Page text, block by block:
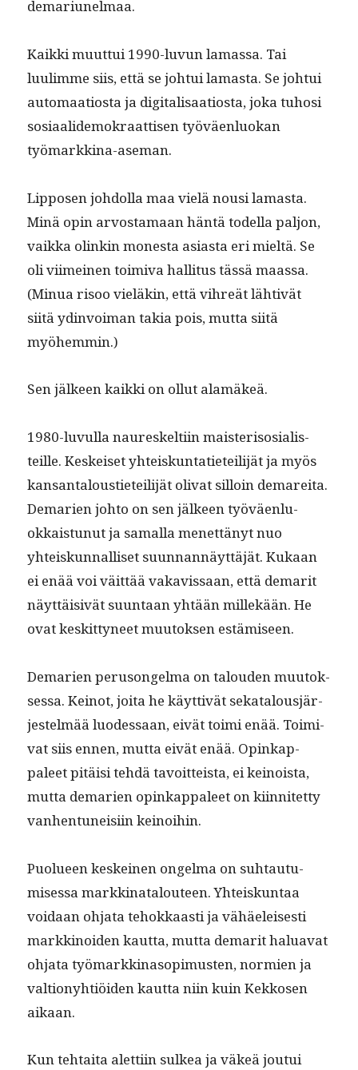
demariunelmaa.
Kaik­ki muut­tui 1990-luvun lamas­sa. Tai
luulimme siis, että se joh­tui lamas­ta. Se joh­tui
automaa­tios­ta ja dig­i­tal­isaa­tios­ta, joka tuhosi
sosi­aalidemokraat­tisen työväen­lu­okan
työmarkkina-aseman.
Lip­posen johdol­la maa vielä nousi lamas­ta.
Minä opin arvosta­maan hän­tä todel­la paljon,
vaik­ka olinkin mon­es­ta asi­as­ta eri mieltä. Se
oli viimeinen toimi­va hal­li­tus tässä maas­sa.
(Min­ua risoo vieläkin, että vihreät läh­tivät
siitä ydin­voiman takia pois, mut­ta siitä
myöhemmin.)
Sen jäl­keen kaik­ki on ollut alamäkeä.
1980-luvul­la nau­reskelti­in mais­ter­isosial­is­
teille. Keskeiset yhteiskun­tati­eteil­i­jät ja myös
kansan­talousti­eteil­i­jät oli­vat sil­loin demare­i­ta.
Demarien johto on sen jäl­keen työväen­lu­
okkaistunut ja samal­la menet­tänyt nuo
yhteiskun­nal­liset suun­nan­näyt­täjät. Kukaan
ei enää voi väit­tää vakavis­saan, että demar­it
näyt­täi­sivät suun­taan yhtään millekään. He
ovat keskit­tyneet muu­tok­sen estämiseen.
Demarien peru­songel­ma on talouden muu­tok­
ses­sa. Keinot, joi­ta he käyt­tivät sekat­alousjär­
jestelmää luodessaan, eivät toi­mi enää. Toimi­
vat siis ennen, mut­ta eivät enää. Opinkap­
paleet pitäisi tehdä tavoit­teista, ei keinoista,
mut­ta demarien opinkap­paleet on kiin­nitet­ty
van­hen­tuneisi­in keinoihin.
Puolueen keskeinen ongel­ma on suh­tau­tu­
mises­sa markki­na­t­alouteen. Yhteiskun­taa
voidaan ohja­ta tehokkaasti ja vähäeleis­es­ti
markki­noiden kaut­ta, mut­ta demar­it halu­a­vat
ohja­ta työ­markki­na­sopimusten, normien ja
val­tiony­htiöi­den kaut­ta niin kuin Kekkosen
aikaan.
Kun tehtai­ta alet­ti­in sulkea ja väkeä jou­tui